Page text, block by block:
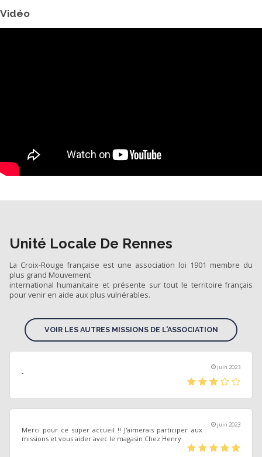
Vidéo
Unité Locale De Rennes
La Croix-Rouge française est une association loi 1901 membre du
plus grand Mouvement
international humanitaire et présente sur tout le territoire français
pour venir en aide aux plus vulnérables.
VOIR LES AUTRES MISSIONS DE L'ASSOCIATION
juin 2023
-
(*)(*)(*)( (
juin 2023
Merci pour ce super accueil !! J'aimerais participer aux
missions et vous aider avec le magasin Chez Henry
(*)(*)(*)(*)(*)